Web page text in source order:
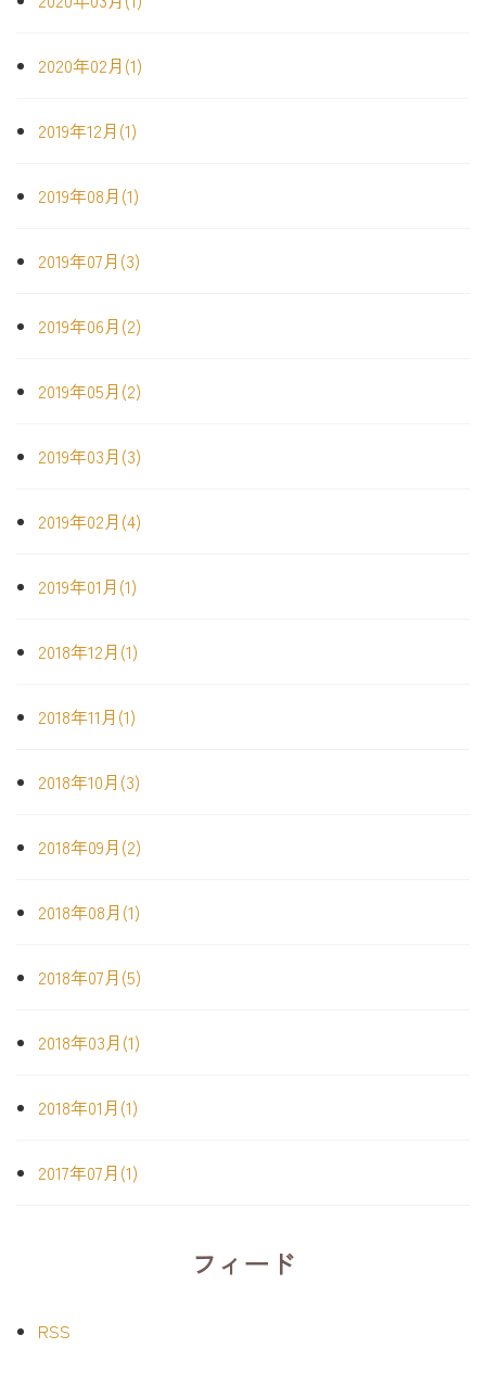
2020年02月(1)
2019年12月(1)
2019年08月(1)
2019年07月(3)
2019年06月(2)
2019年05月(2)
2019年03月(3)
2019年02月(4)
2019年01月(1)
2018年12月(1)
2018年11月(1)
2018年10月(3)
2018年09月(2)
2018年08月(1)
2018年07月(5)
2018年03月(1)
2018年01月(1)
2017年07月(1)
フィード
RSS